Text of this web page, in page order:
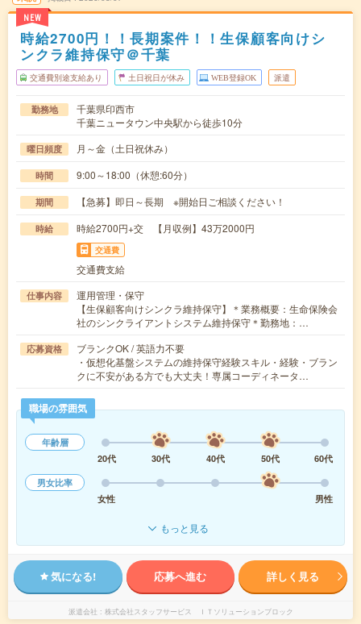
NEW
時給2700円！！長期案件！！生保顧客向けシ
ンクラ維持保守＠千葉
交通費別途支給あり 土日祝日が休み WEB登録OK 派遣
勤務地
千葉県印西市
千葉ニュータウン中央駅から徒歩10分
曜日頻度 月～金（土日祝休み）
時間 9:00～18:00（休憩:60分）
期間 【急募】即日～長期 ※開始日ご相談ください！
時給 時給2700円+交 【月収例】43万2000円
交通費
交通費支給
仕事内容
運用管理・保守
【生保顧客向けシンクラ維持保守】＊業務概要：生命保険会
社のシンクライアントシステム維持保守＊勤務地：…
応募資格
ブランクOK / 英語力不要
・仮想化基盤システムの維持保守経験スキル・経験・ブラン
クに不安がある方でも大丈夫！専属コーディネータ…
職場の雰囲気
年齢層
20代
30代 40代 50代
60代
男女比率
女性
男性
もっと見る
気になる! 応募へ進む 詳しく見る
派遣会社 株式会社スタッフサービス ＩＴソリューションブロック